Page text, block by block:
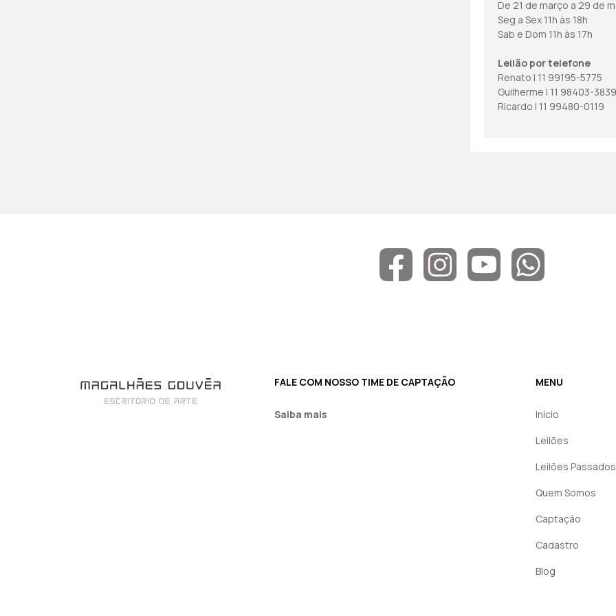
De 21 de março a 29 de
Seg a Sex 11h às 18h
Sab e Dom 11h às 17h
Leilão por telefone
Renato | 11 99195-5775
Guilherme | 11 98403-3839
Ricardo | 11 99480-0119
FALE COM NOSSO TIME DE CAPTAÇÃO
Saiba mais
MENU
Início
Leilões
Leilões Passados
Quem Somos
Captação
Cadastro
Blog